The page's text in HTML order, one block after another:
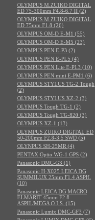
OLYMPUS M.ZUIKO DIGITAL
ED 75-300mm F4.8-6.7 II (2)
OLYMPUS M.ZUIKO DIGITAL
ED 75mm F1.8 (26)
OLYMPUS OM-D E-M1 (55)
OLYMPUS OM-D E-M5 (23)
OLYMPUS PEN E-P3 (2)
OLYMPUS PEN E-PL5 (4)
OLYMPUS PEN Lite E-PL3 (10)
OLYMPUS PEN mini E-PM1 (6)
OLYMPUS STYLUS TG-2 Tough
(2)
OLYMPUS STYLUS XZ-2 (3)
OLYMPUS Tough TG-1 (2)
OLYMPUS Tough TG-820 (3)
OLYMPUS XZ-1 (13)
OLYMPUS ZUIKO DIGITAL ED
50-200mm F2.8-3.5 SWD (5)
OLYNPUS SH-25MR (4)
PENTAX Optio WG-1 GPS (2)
Panasonic DMC-G3 (1)
Panasonic H-X025 LEICA DG
SUMMILUX 25mm F1.4 ASPH.
(10)
Panasonic LEICA DG MACRO
ELMARIT 45mm F2.8
ASPH./MEGA O.I.S. (15)
Panasonic Lumix DMC-GF3 (7)